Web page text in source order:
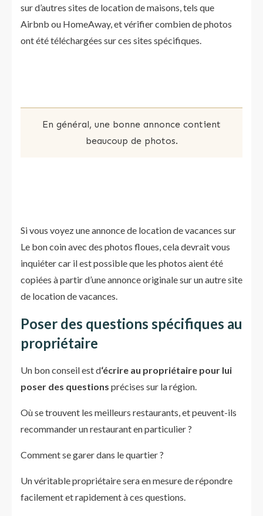
sur d’autres sites de location de maisons, tels que
Airbnb ou HomeAway, et vérifier combien de photos
ont été téléchargées sur ces sites spécifiques.
En général, une bonne annonce contient
beaucoup de photos.
Si vous voyez une annonce de location de vacances sur
Le bon coin avec des photos floues, cela devrait vous
inquiéter car il est possible que les photos aient été
copiées à partir d’une annonce originale sur un autre site
de location de vacances.
Poser des questions spécifiques au
propriétaire
Un bon conseil est d‘écrire au propriétaire pour lui
poser des questions précises sur la région.
Où se trouvent les meilleurs restaurants, et peuvent-ils
recommander un restaurant en particulier ?
Comment se garer dans le quartier ?
Un véritable propriétaire sera en mesure de répondre
facilement et rapidement à ces questions.